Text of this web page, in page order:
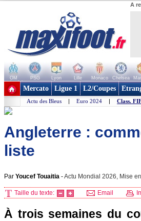
A
OM PSG Lyon Lille Monaco Chelsea
+ de clubs
Mercato Ligue 1 L2/Coupes
Actu des Bleus | Euro 2024 | Class.
Angleterre :
liste
Par Youcef Touaitia -Actu Mondial 2026, Mise
Taille du texte: Email
À trois semaines du